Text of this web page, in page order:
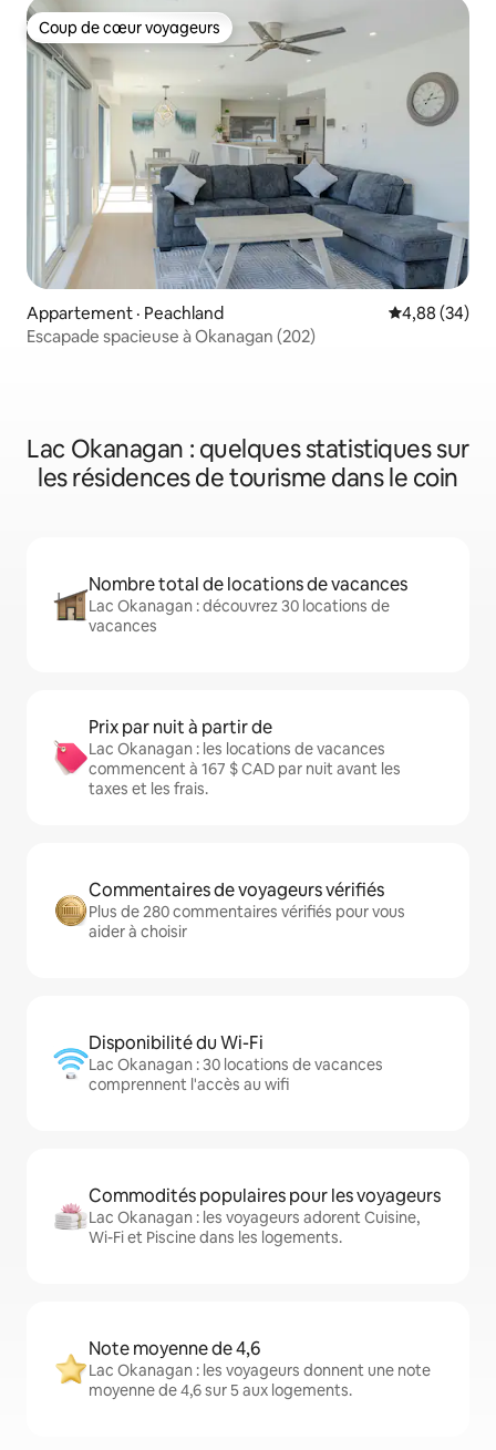
Coup de cœur voyageurs
Coup de cœur voyageurs
Appartement · Peachland Note
4,88 (34)
Escapade spacieuse à Okanagan (202)
Lac Okanagan : quelques statistiques sur
les résidences de tourisme dans le coin
Nombre total de locations de vacances
Lac Okanagan : découvrez 30 locations de
vacances
Prix par nuit à partir de
Lac Okanagan : les locations de vacances
commencent à 167 $ CAD par nuit avant les
taxes et les frais.
Commentaires de voyageurs vérifiés
Plus de 280 commentaires vérifiés pour vous
aider à choisir
Disponibilité du Wi-Fi
Lac Okanagan : 30 locations de vacances
comprennent l'accès au wifi
Commodités populaires pour les voyageurs
Lac Okanagan : les voyageurs adorent Cuisine,
Wi-Fi et Piscine dans les logements.
Note moyenne de 4,6
Lac Okanagan : les voyageurs donnent une note
moyenne de 4,6 sur 5 aux logements.